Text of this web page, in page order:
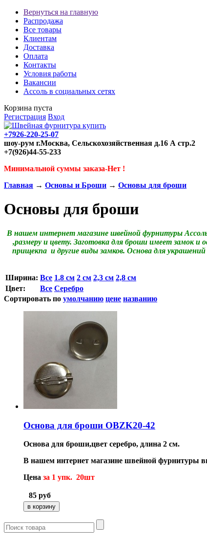
Вернуться на главную
Распродажа
Все товары
Клиентам
Доставка
Оплата
Контакты
Условия работы
Вакансии
Ассоль в социальных сетях
Корзина пуста
Регистрация Вход
+7926-220-25-07
шоу-рум г.Москва, Сельскохозяйственная д.16 А стр.2
+7(926)44-55-233
Минимальной суммы заказа-Нет !
Главная → Основы и Броши → Основы для броши
Основы для броши
В нашем интернет магазине швейной фурнитуры
,размеру и цвету. Заготовка для броши имеет замок
прищекпа и другие виды замков. Основа для
Ширина: Все 1.8 см 2 см 2,3 см 2,8 см
Цвет:
Все Серебро
Сортировать по умолчанию цене названию
Основа для броши OBZK20-42
Основа для броши,цвет серебро, длина 2 см.
В нашем интернет магазине швейной фурнитуры
Цена за 1 упк. 20шт
85 руб